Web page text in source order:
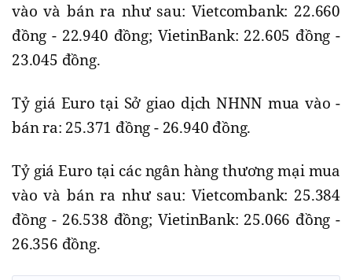
vào và bán ra như sau: Vietcombank: 22.660
đồng - 22.940 đồng; VietinBank: 22.605 đồng -
23.045 đồng.
Tỷ giá Euro tại Sở giao dịch NHNN mua vào -
bán ra: 25.371 đồng - 26.940 đồng.
Tỷ giá Euro tại các ngân hàng thương mại mua
vào và bán ra như sau: Vietcombank: 25.384
đồng - 26.538 đồng; VietinBank: 25.066 đồng -
26.356 đồng.